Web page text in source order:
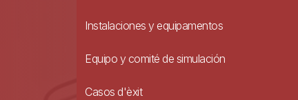
Instalaciones y equipamentos
Equipo y comité de simulación
Casos d'èxit